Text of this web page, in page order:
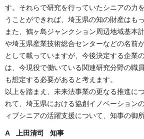
す。それらで研究を行っていたシニアの力
うことができれば、埼玉県の知の財産はも
また、鶴ヶ島ジャンクション周辺地域基本
や埼玉県産業技術総合センターなどの名前
として載っていますが、今後決定する企業
は、今現役で働いている関連研究分野の職
も想定する必要があると考えます。
以上を踏まえ、未来法事業の更なる推進に
れて、埼玉県における協創イノベーション
ィブシニアの活躍支援について、知事の御
A 上田清司 知事